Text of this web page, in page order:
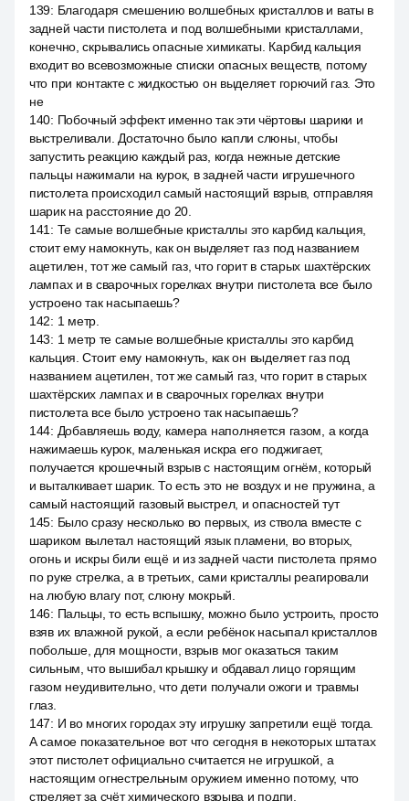
139: Благодаря смешению волшебных кристаллов и ваты в
задней части пистолета и под волшебными кристаллами,
конечно, скрывались опасные химикаты. Карбид кальция
входит во всевозможные списки опасных веществ, потому
что при контакте с жидкостью он выделяет горючий газ. Это
не
140: Побочный эффект именно так эти чёртовы шарики и
выстреливали. Достаточно было капли слюны, чтобы
запустить реакцию каждый раз, когда нежные детские
пальцы нажимали на курок, в задней части игрушечного
пистолета происходил самый настоящий взрыв, отправляя
шарик на расстояние до 20.
141 : Те самые волшебные кристаллы это карбид кальция,
стоит ему намокнуть, как он выделяет газ под названием
ацетилен, тот же самый газ, что горит в старых шахтёрских
лампах и в сварочных горелках внутри пистолета все было
устроено так насыпаешь?
142: 1 метр.
143: 1 метр те самые волшебные кристаллы это карбид
кальция. Стоит ему намокнуть, как он выделяет газ под
названием ацетилен, тот же самый газ, что горит в старых
шахтёрских лампах и в сварочных горелках внутри
пистолета все было устроено так насыпаешь?
144: Добавляешь воду, камера наполняется газом, а когда
нажимаешь курок, маленькая искра его поджигает,
получается крошечный взрыв с настоящим огнём, который
и выталкивает шарик. То есть это не воздух и не пружина, а
самый настоящий газовый выстрел, и опасностей тут
145: Было сразу несколько во первых, из ствола вместе с
шариком вылетал настоящий язык пламени, во вторых,
огонь и искры били ещё и из задней части пистолета прямо
по руке стрелка, а в третьих, сами кристаллы реагировали
на любую влагу пот, слюну мокрый.
146: Пальцы, то есть вспышку, можно было устроить, просто
взяв их влажной рукой, а если ребёнок насыпал кристаллов
побольше, для мощности, взрыв мог оказаться таким
сильным, что вышибал крышку и обдавал лицо горящим
газом неудивительно, что дети получали ожоги и травмы
глаз.
147: И во многих городах эту игрушку запретили ещё тогда.
А самое показательное вот что сегодня в некоторых штатах
этот пистолет официально считается не игрушкой, а
настоящим огнестрельным оружием именно потому, что
стреляет за счёт химического взрыва и подпи.